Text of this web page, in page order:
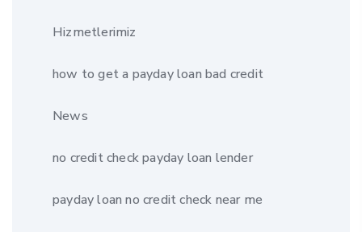
Hizmetlerimiz
how to get a payday loan bad credit
News
no credit check payday loan lender
payday loan no credit check near me